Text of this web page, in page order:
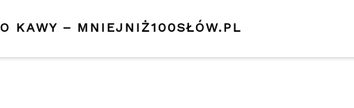
KAWY – MNIEJNIŻ100SŁÓW.PL